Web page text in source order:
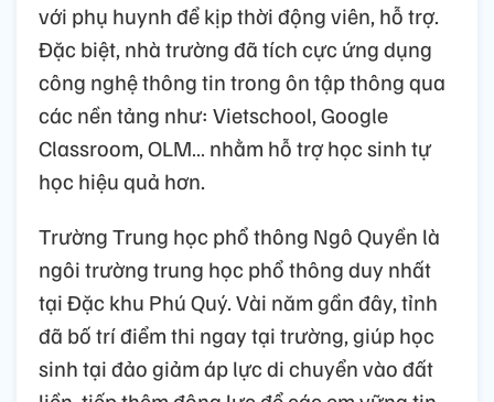
với phụ huynh để kịp thời động viên, hỗ trợ.
Đặc biệt, nhà trường đã tích cực ứng dụng
công nghệ thông tin trong ôn tập thông qua
các nền tảng như: Vietschool, Google
Classroom, OLM… nhằm hỗ trợ học sinh tự
học hiệu quả hơn.
Trường Trung học phổ thông Ngô Quyền là
ngôi trường trung học phổ thông duy nhất
tại Đặc khu Phú Quý. Vài năm gần đây, tỉnh
đã bố trí điểm thi ngay tại trường, giúp học
sinh tại đảo giảm áp lực di chuyển vào đất